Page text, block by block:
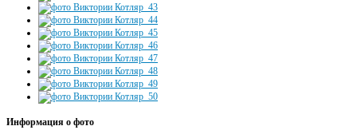
Информация о фото